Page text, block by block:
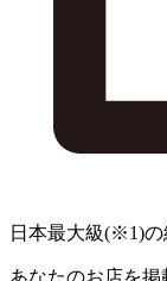
日本最大級(※1)の